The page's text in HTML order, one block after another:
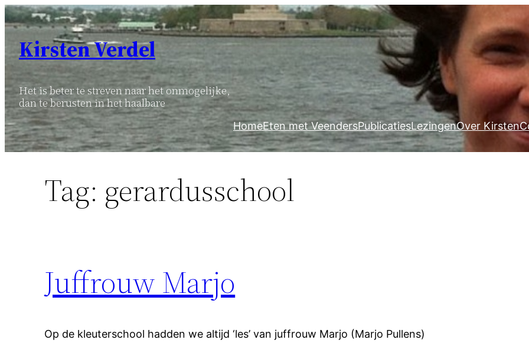
Ga
naar
inhoud
Kirsten Verdel
Het is beter te streven naar het onmogelijke,
dan te berusten in het haalbare
HomeEten met VeendersPublicatiesLezingenOver Kirsten
Tag: gerardusschool
Juffrouw Marjo
Op de kleuterschool hadden we altijd ‘les’ van juffrouw Marjo (Marjo Pullens)